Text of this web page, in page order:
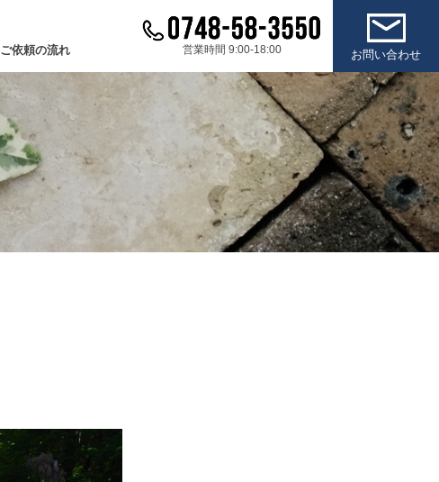
ご依頼の流れ 営業時間 9:00-18:00 お問い合わせ